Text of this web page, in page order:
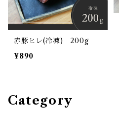
赤豚ヒレ(冷凍) 200g
¥890
Category